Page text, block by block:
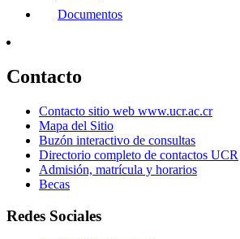
Documentos
Contacto
Contacto sitio web www.ucr.ac.cr
Mapa del Sitio
Buzón interactivo de consultas
Directorio completo de contactos UCR
Admisión, matrícula y horarios
Becas
Redes Sociales